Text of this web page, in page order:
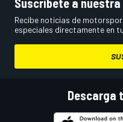
Suscríbete a
Recibe noticias de
especiales directamente en
Descarga